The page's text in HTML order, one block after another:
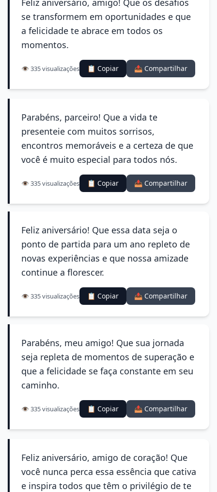
Feliz aniversário, amigo! Que os desafios
se transformem em oportunidades e que
a felicidade te abrace em todos os
momentos.
👁️ 335 visualizações 📋 Copiar 📤 Compartilhar
Parabéns, parceiro! Que a vida te
presenteie com muitos sorrisos,
encontros memoráveis e a certeza de que
você é muito especial para todos nós.
👁️ 335 visualizações 📋 Copiar 📤 Compartilhar
Feliz aniversário! Que essa data seja o
ponto de partida para um ano repleto de
novas experiências e que nossa amizade
continue a florescer.
👁️ 335 visualizações 📋 Copiar 📤 Compartilhar
Parabéns, meu amigo! Que sua jornada
seja repleta de momentos de superação e
que a felicidade se faça constante em seu
caminho.
👁️ 335 visualizações 📋 Copiar 📤 Compartilhar
Feliz aniversário, amigo de coração! Que
você nunca perca essa essência que cativa
e inspira todos que têm o privilégio de te